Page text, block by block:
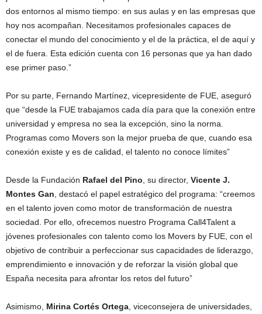
dos entornos al mismo tiempo: en sus aulas y en las empresas que
hoy nos acompañan. Necesitamos profesionales capaces de
conectar el mundo del conocimiento y el de la práctica, el de aquí y
el de fuera. Esta edición cuenta con 16 personas que ya han dado
ese primer paso.”
Por su parte, Fernando Martínez, vicepresidente de FUE, aseguró
que “desde la FUE trabajamos cada día para que la conexión entre
universidad y empresa no sea la excepción, sino la norma.
Programas como Movers son la mejor prueba de que, cuando esa
conexión existe y es de calidad, el talento no conoce límites”
Desde la Fundación Rafael del Pino , su director, Vicente J.
Montes Gan , destacó el papel estratégico del programa: “creemos
en el talento joven como motor de transformación de nuestra
sociedad. Por ello, ofrecemos nuestro Programa Call4Talent a
jóvenes profesionales con talento como los Movers by FUE, con el
objetivo de contribuir a perfeccionar sus capacidades de liderazgo,
emprendimiento e innovación y de reforzar la visión global que
España necesita para afrontar los retos del futuro”
Asimismo, Mirina Cortés Ortega , viceconsejera de universidades,